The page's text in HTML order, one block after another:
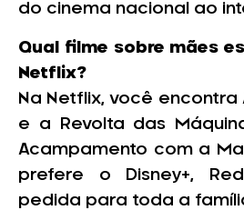
do cinema nacional ao
Qual filme sobre mães
Netflix?
Na Netflix, você encontra
e a Revolta das
Acampamento com a
prefere o Disney+,
pedida para toda a